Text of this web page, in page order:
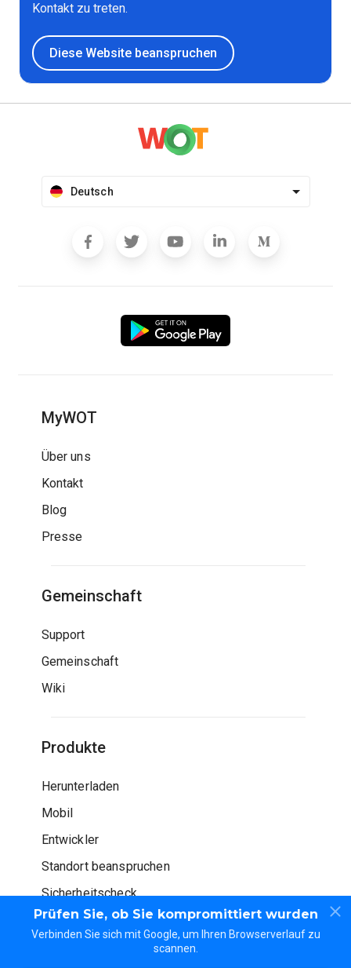
Prüfen Sie, ob Sie kompromittiert wurden
Verbinden Sie sich mit Google, um Ihren Browserverlauf zu
scannen.
Kontakt zu treten.
Diese Website beanspruchen
Deutsch
MyWOT
Über uns
Kontakt
Blog
Presse
Gemeinschaft
Support
Gemeinschaft
Wiki
Produkte
Herunterladen
Mobil
Entwickler
Standort beanspruchen
Sicherheitscheck